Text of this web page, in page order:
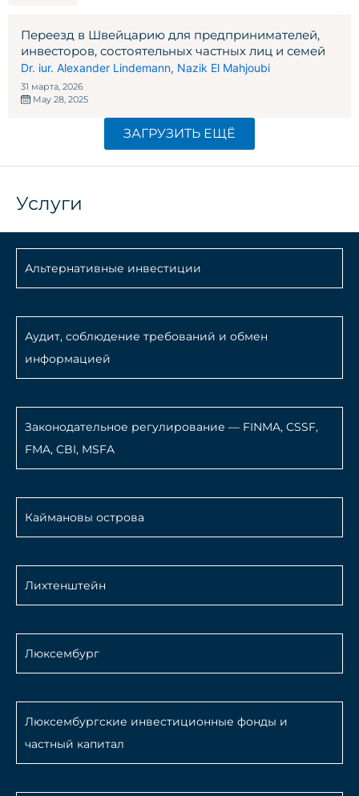
Переезд в Швейцарию для предпринимателей,
инвесторов, состоятельных частных лиц и семей
Dr. iur. Alexander Lindemann, Nazik El Mahjoubi
31 марта, 2026
May 28, 2025
ЗАГРУЗИТЬ ЕЩЁ
Услуги
Альтернативные инвестиции
Аудит, соблюдение требований и обмен
информацией
Законодательное регулирование — FINMA, CSSF,
FMA, CBI, MSFA
Каймановы острова
Лихтенштейн
Люксембург
Люксембургские инвестиционные фонды и
частный капитал